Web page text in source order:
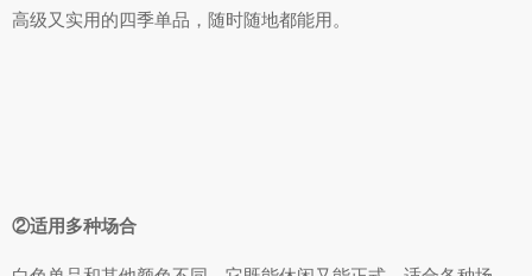
高级又实用的四季单品，随时随地都能用。
②适用多种场合